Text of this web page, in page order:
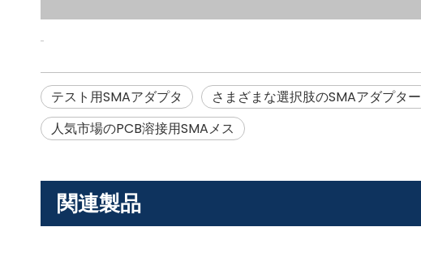
テスト用SMAアダプタ さまざまな選択肢のSMAアダプター
人気市場のPCB溶接用SMAメス
関連製品